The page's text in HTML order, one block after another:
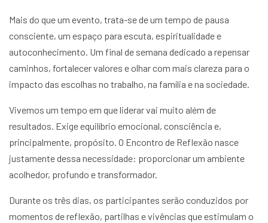
Mais do que um evento, trata-se de um tempo de pausa
consciente, um espaço para escuta, espiritualidade e
autoconhecimento. Um final de semana dedicado a repensar
caminhos, fortalecer valores e olhar com mais clareza para o
impacto das escolhas no trabalho, na família e na sociedade.
Vivemos um tempo em que liderar vai muito além de
resultados. Exige equilíbrio emocional, consciência e,
principalmente, propósito. O Encontro de Reflexão nasce
justamente dessa necessidade: proporcionar um ambiente
acolhedor, profundo e transformador.
Durante os três dias, os participantes serão conduzidos por
momentos de reflexão, partilhas e vivências que estimulam o